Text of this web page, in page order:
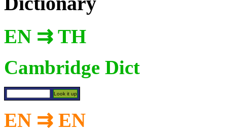
EN ⇉ TH
Cambridge Dict
EN ⇉ EN